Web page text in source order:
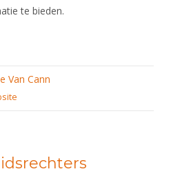
te bieden.
Van Cann